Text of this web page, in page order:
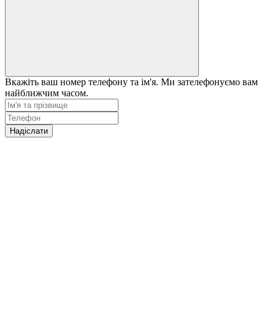
Вкажіть ваш номер телефону та ім'я. Ми зателефонуємо вам
найближчим часом.
Надіслати